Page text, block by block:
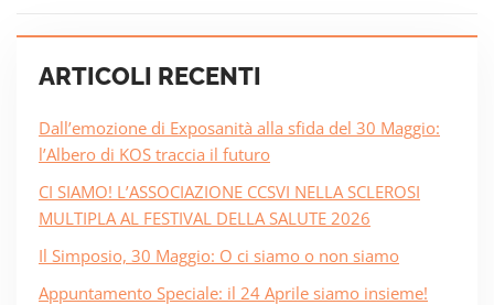
ARTICOLI RECENTI
Dall’emozione di Exposanità alla sfida del 30 Maggio:
l’Albero di KOS traccia il futuro
CI SIAMO! L’ASSOCIAZIONE CCSVI NELLA SCLEROSI
MULTIPLA AL FESTIVAL DELLA SALUTE 2026
Il Simposio, 30 Maggio: O ci siamo o non siamo
Appuntamento Speciale: il 24 Aprile siamo insieme!